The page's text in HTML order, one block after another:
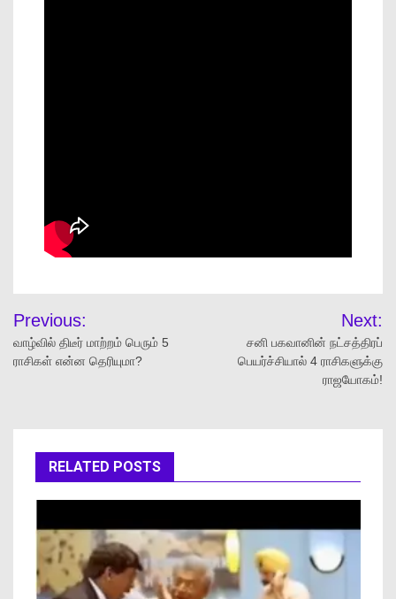
Previous:
வாழ்வில் திடீர் மாற்றம் பெரும் 5
ராசிகள் என்ன தெரியுமா?
Next:
சனி பகவானின் நட்சத்திரப்
பெயர்ச்சியால் 4 ராசிகளுக்கு
ராஜயோகம்!
RELATED POSTS